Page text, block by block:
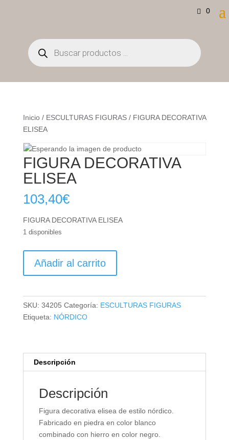
0
Búsqueda
de
productos
Inicio/ ESCULTURAS FIGURAS/ FIGURA DECORATIVA
ELISEA
FIGURA DECORATIVA
ELISEA
103,40€
FIGURA DECORATIVA ELISEA
1 disponibles
DECORATIVA
Añadir al carrito
SKU: 34205 Categoría: ESCULTURAS FIGURAS
Etiqueta: NÓRDICO
Descripción
Descripción
Figura decorativa elisea de estilo nórdico.
Fabricado en piedra en color blanco
combinado con hierro en color negro.